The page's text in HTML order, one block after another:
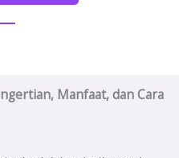
Manfaat, dan Cara